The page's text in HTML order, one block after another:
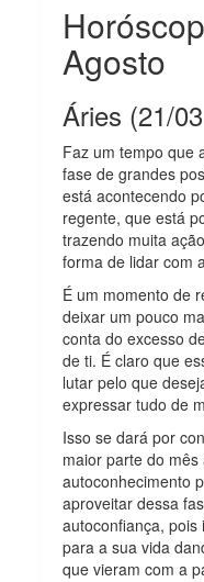
Agosto
Áries (21/
Faz um tempo que
fase de grandes
está acontecendo
regente, que está
trazendo muita
forma de lidar com
É um momento de
deixar um pouco
conta do excesso
de ti. É claro que
lutar pelo que
expressar tudo de
Isso se dará por
maior parte do
autoconhecimento
aproveitar dessa
autoconfiança,
para a sua vida
que vieram com a